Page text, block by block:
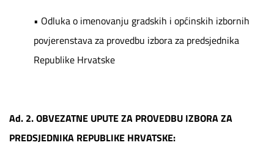
• Odluka o imenovanju gradskih i općinskih izbornih
povjerenstava za provedbu izbora za predsjednika
Republike Hrvatske
Ad. 2.OBVEZATNE UPUTE ZA PROVEDBU IZBORA ZA
PREDSJEDNIKA REPUBLIKE HRVATSKE: